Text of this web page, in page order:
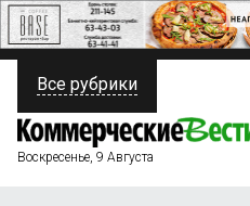
ПОЛИТИКА
ФИНАНСЫ
Все рубрики
Воскресенье, 9 Августа